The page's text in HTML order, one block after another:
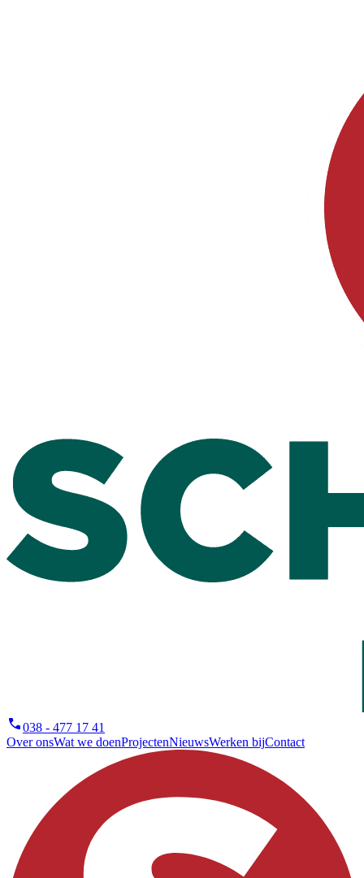
038 - 477 17 41
Over onsWat we doenProjectenNieuwsWerken bijContact